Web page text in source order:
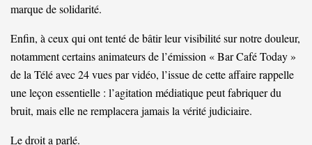
marque de solidarité.
Enfin, à ceux qui ont tenté de bâtir leur visibilité sur notre douleur,
notamment certains animateurs de l’émission « Bar Café Today »
de la Télé avec 24 vues par vidéo, l’issue de cette affaire rappelle
une leçon essentielle : l’agitation médiatique peut fabriquer du
bruit, mais elle ne remplacera jamais la vérité judiciaire.
Le droit a parlé.